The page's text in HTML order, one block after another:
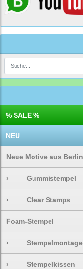
% SALE %
NEU
Neue Motive aus Berlin
› Gummistempel
› Clear Stamps
Foam-Stempel
› Stempelmontage
› Stempelkissen